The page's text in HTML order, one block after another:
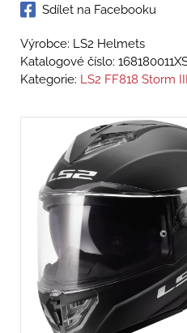
Sdílet na Facebooku
Výrobce: LS2 Helmets
Katalogové číslo:
Kategorie: LS2 FF818 Storm III